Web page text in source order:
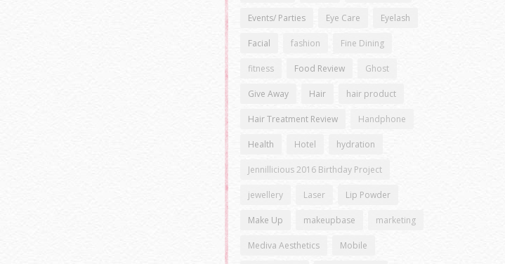
Events/ Parties Eye Care Eyelash
Facial fashion Fine Dining
fitness Food Review Ghost
Give Away Hair hair product
Hair Treatment Review Handphone
Health Hotel hydration
Jennillicious 2016 Birthday Project
jewellery Laser Lip Powder
Make Up makeupbase marketing
Mediva Aesthetics Mobile